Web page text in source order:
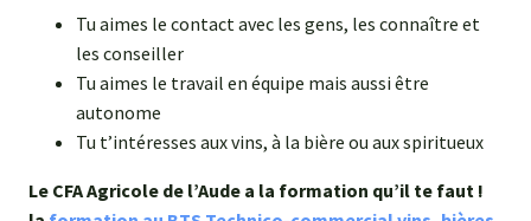
Tu aimes le contact avec les gens, les connaître et
les conseiller
Tu aimes le travail en équipe mais aussi être
autonome
Tu t’intéresses aux vins, à la bière ou aux spiritueux
Le CFA Agricole de l’Aude a la formation qu’il te faut !